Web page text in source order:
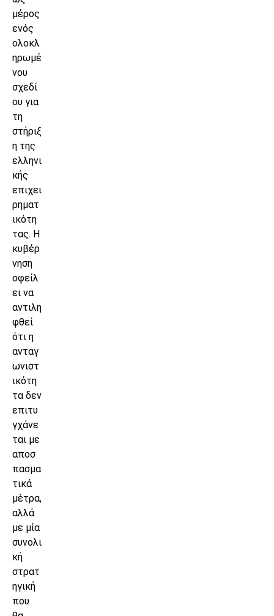
μέρος
ενός
ολοκλ
ηρωμέ
νου
σχεδί
ου για
τη
στήριξ
η της
ελληνι
κής
επιχει
ρηματ
ικότη
τας. Η
κυβέρ
νηση
οφείλ
ει να
αντιλη
φθεί
ότι η
ανταγ
ωνιστ
ικότη
τα δεν
επιτυ
γχάνε
ται με
αποσ
πασμα
τικά
μέτρα,
αλλά
με μία
συνολι
κή
στρατ
ηγική
που